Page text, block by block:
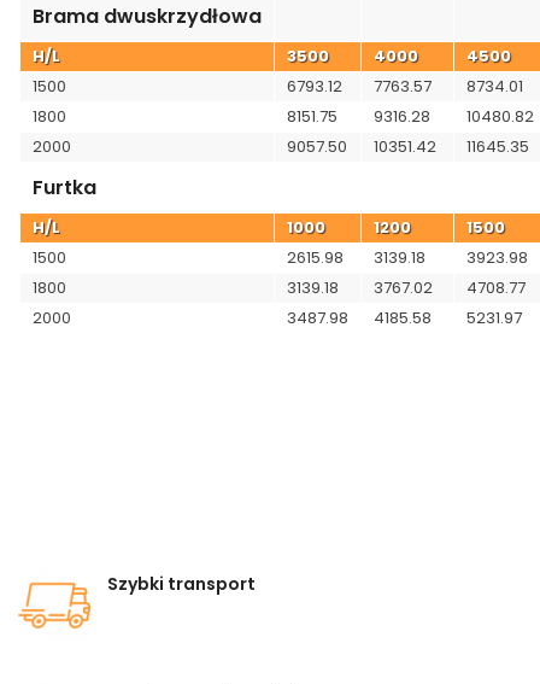
Brama dwuskrzydłowa
H/L 3500 4000
4500
1500
6793.12 7763.57
8734.01
1800
8151.75 9316.28
10480.82
2000
9057.50 10351.42 11645.35
Furtka
H/L 1000 1200
1500
1500
2615.98 3139.18
3923.98
1800
3139.18 3767.02
4708.77
2000
3487.98 4185.58 5231.97
Szybki transport